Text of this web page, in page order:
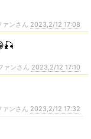
ンさん 2023,2/12 17:08
ァンさん 2023,2/12 17:10
ンさん 2023,2/12 17:32